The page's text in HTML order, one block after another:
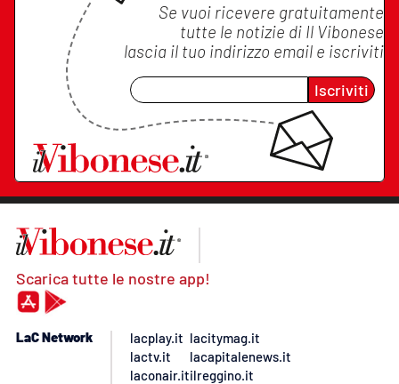
Se vuoi ricevere gratuitamente
tutte le notizie di Il Vibonese
lascia il tuo indirizzo email e iscriviti
Iscriviti
Scarica tutte le nostre app!
LaC Network
lacplay.it
lactv.it
laconair.it
lacitymag.it
lacapitalenews.it
ilreggino.it